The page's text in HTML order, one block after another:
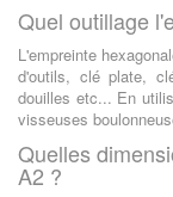
Quel outillage
L'empreinte
d'outils, clé plate,
douilles etc... En
visseuses
Quelles
A2 ?